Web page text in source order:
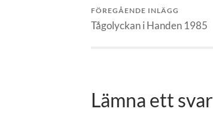
FÖREGÅENDE INLÄGG
Tågolyckan i Handen 1985
Lämna ett svar